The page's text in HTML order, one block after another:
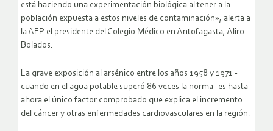
está haciendo una experimentación biológica al tener a la
población expuesta a estos niveles de contaminación», alerta a
la AFP el presidente del Colegio Médico en Antofagasta, Aliro
Bolados.
La grave exposición al arsénico entre los años 1958 y 1971 -
cuando en el agua potable superó 86 veces la norma- es hasta
ahora el único factor comprobado que explica el incremento
del cáncer y otras enfermedades cardiovasculares en la región.